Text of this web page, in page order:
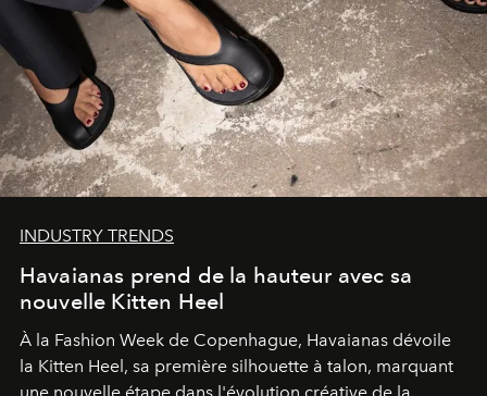
INDUSTRY TRENDS
Havaianas prend de la hauteur avec sa
nouvelle Kitten Heel
À la Fashion Week de Copenhague, Havaianas dévoile
la Kitten Heel, sa première silhouette à talon, marquant